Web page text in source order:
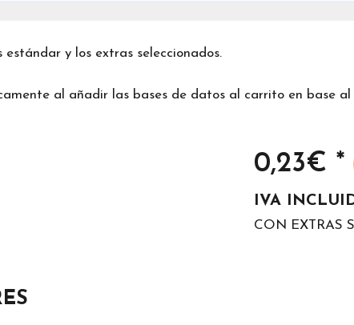
y los extras seleccionados.
al añadir las bases de datos al carrito en base al
0,23€ *
IVA
CON EXTRAS